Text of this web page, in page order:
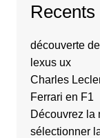
Recents
découverte
lexus ux
Charles
Ferrari en F1
Découvrez la
sélectionner